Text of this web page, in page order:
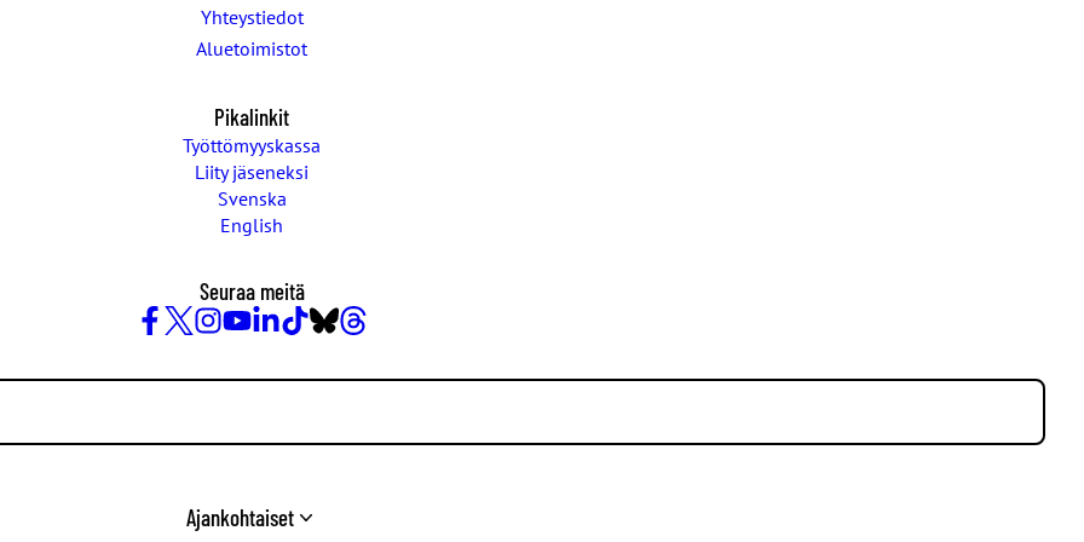
Yhteystiedot
Aluetoimistot
Pikalinkit
Työttömyyskassa
Liity jäseneksi
Svenska
English
Seuraa meitä
/
Ajankohtaiset